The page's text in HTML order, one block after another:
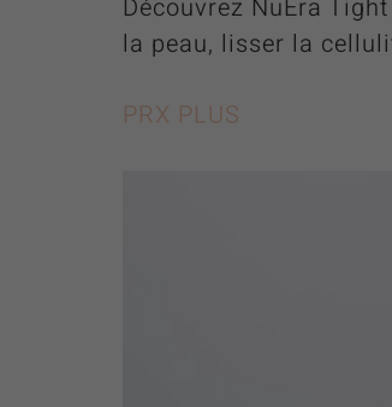
Découvrez NuEra
la peau, lisser la
PRX PLUS